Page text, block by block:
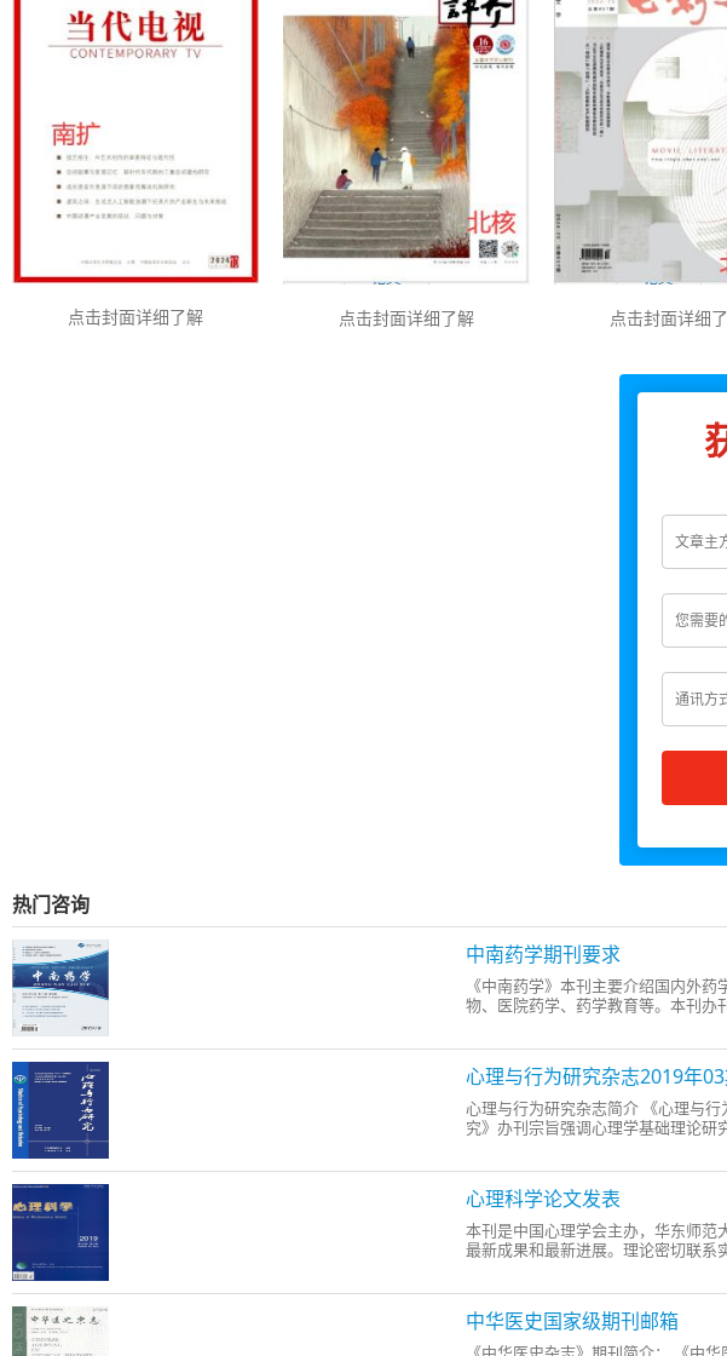
点击封面详细了解 点击封面详细了解 点击封面详细
热门咨询
中南药学期刊要求
《中南药学》本刊主要介绍国内外
物、医院药学、药学教育等。本刊办
心理与行为研究杂志2019年
心理与行为研究杂志简介 《心理与
究》办刊宗旨强调心理学基础理论
心理科学论文发表
本刊是中国心理学会主办，华东师范
最新成果和最新进展。理论密切联系
中华医史国家级期刊邮箱